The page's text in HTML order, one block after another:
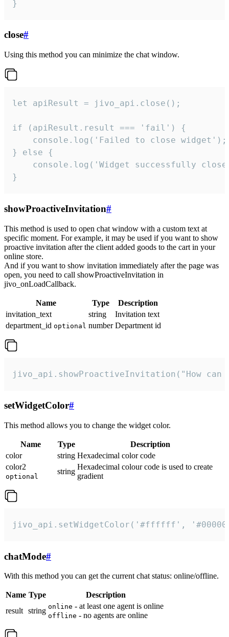
}
close#
Using this method you can minimize the chat window.
let apiResult = jivo_api.close();
if (apiResult.result === 'fail') {
    console.log('Failed to close widget');
} else {
console.log('Widget successfully
}
showProactiveInvitation#
This method is used to open chat window with a custom text at
specific moment. For example, it may be used if you want to show
proactive invitation after the client added goods to the cart in your
online store.
And if you want to show invitation immediately after the page was
open, you need to call showProactiveInvitation in
jivo_onLoadCallback.
Name Type
Description
invitation_text
string
Invitation text
department_id optional number Department id
jivo_api.showProactiveInvitation("How
setWidgetColor#
This method allows you to change the widget color.
Name Type
Description
color
string Hexadecimal color code
color2
optional
string
Hexadecimal colour code is used to create
gradient
jivo_api.setWidgetColor('#ffffff',
chatMode#
With this method you can get the current chat status: online/offline.
Name Type
Description
result string online - at least one agent is online
offline - no agents are online